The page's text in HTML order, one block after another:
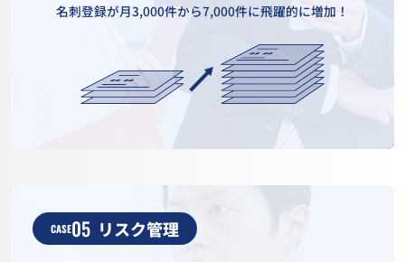
名刺登録が月3,000件から7,000件に飛躍的に増加！
CASE05 リスク管理